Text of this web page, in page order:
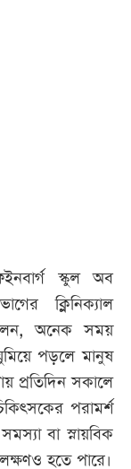
স্কুল অব
ক্লিনিক্যাল
অনেক সময়
পড়লে মানুষ
প্রতিদিন সকালে
পরামর্শ
বা স্নায়বিক
হতে পারে।